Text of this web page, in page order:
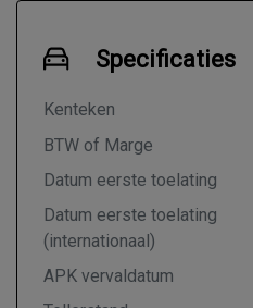
Specificaties
Kenteken
BTW of Marge
Datum eerste toelating
Datum eerste toelating
(internationaal)
APK vervaldatum